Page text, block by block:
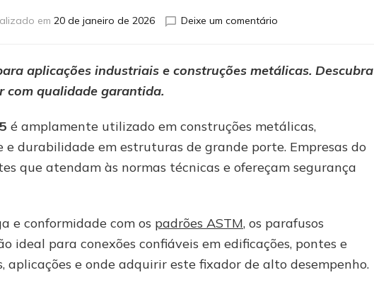
em 20 de janeiro de 2026 Deixe um comentário
–
A325:
ideal
construções
metálicas
aplicações industriais e construções metálicas. Descubra
com qualidade garantida.
é amplamente utilizado em construções metálicas,
durabilidade em estruturas de grande porte. Empresas do
que atendam às normas técnicas e ofereçam segurança
e conformidade com os padrões ASTM, os parafusos
ideal para conexões confiáveis em edificações, pontes e
aplicações e onde adquirir este fixador de alto desempenho.